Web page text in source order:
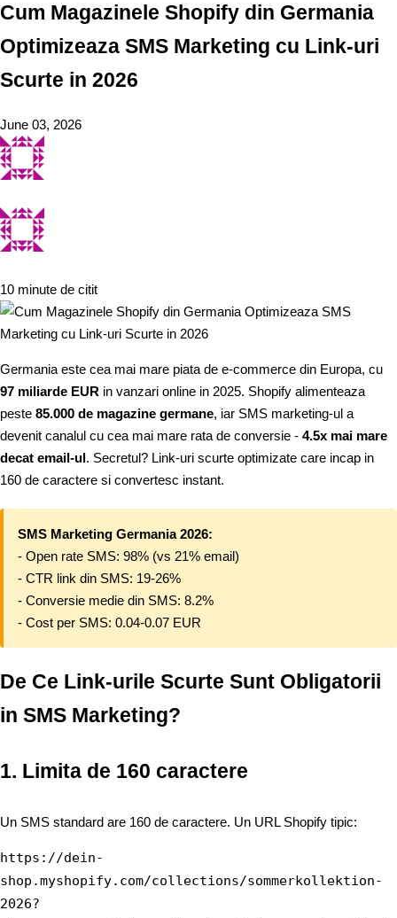
Cum Magazinele Shopify din Germania
Optimizeaza SMS Marketing cu Link-uri
Scurte in 2026
June 03, 2026
10 minute de citit
Germania este cea mai mare piata de e-commerce din Europa, cu
97 miliarde EUR in vanzari online in 2025. Shopify alimenteaza
peste 85.000 de magazine germane, iar SMS marketing-ul a
devenit canalul cu cea mai mare rata de conversie - 4.5x mai mare
decat email-ul. Secretul? Link-uri scurte optimizate care incap in
160 de caractere si convertesc instant.
SMS Marketing Germania 2026:
- Open rate SMS: 98% (vs 21% email)
- CTR link din SMS: 19-26%
- Conversie medie din SMS: 8.2%
- Cost per SMS: 0.04-0.07 EUR
De Ce Link-urile Scurte Sunt Obligatorii
in SMS Marketing?
1. Limita de 160 caractere
Un SMS standard are 160 de caractere. Un URL Shopify tipic:
https://dein-
shop.myshopify.com/collections/sommerkollektion-
2026?